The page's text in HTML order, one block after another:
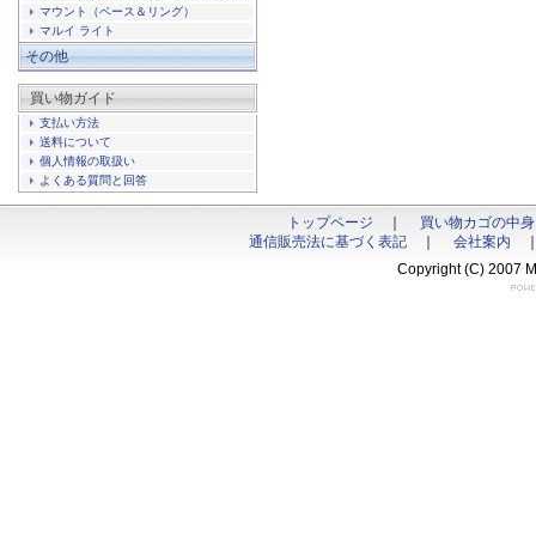
マウント（ベース＆リング）
マルイ ライト
その他
買い物ガイド
支払い方法
送料について
個人情報の取扱い
よくある質問と回答
トップページ
買い物カゴの中
通信販売法に基づく表記
会社案内
Copyright (C) 2007